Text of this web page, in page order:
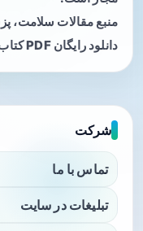
منبع مقالات سلامت،
دانلود رایگان PDF کتاب‌های پزشکی.
شرکت
تماس با ما
تبلیغات در سایت